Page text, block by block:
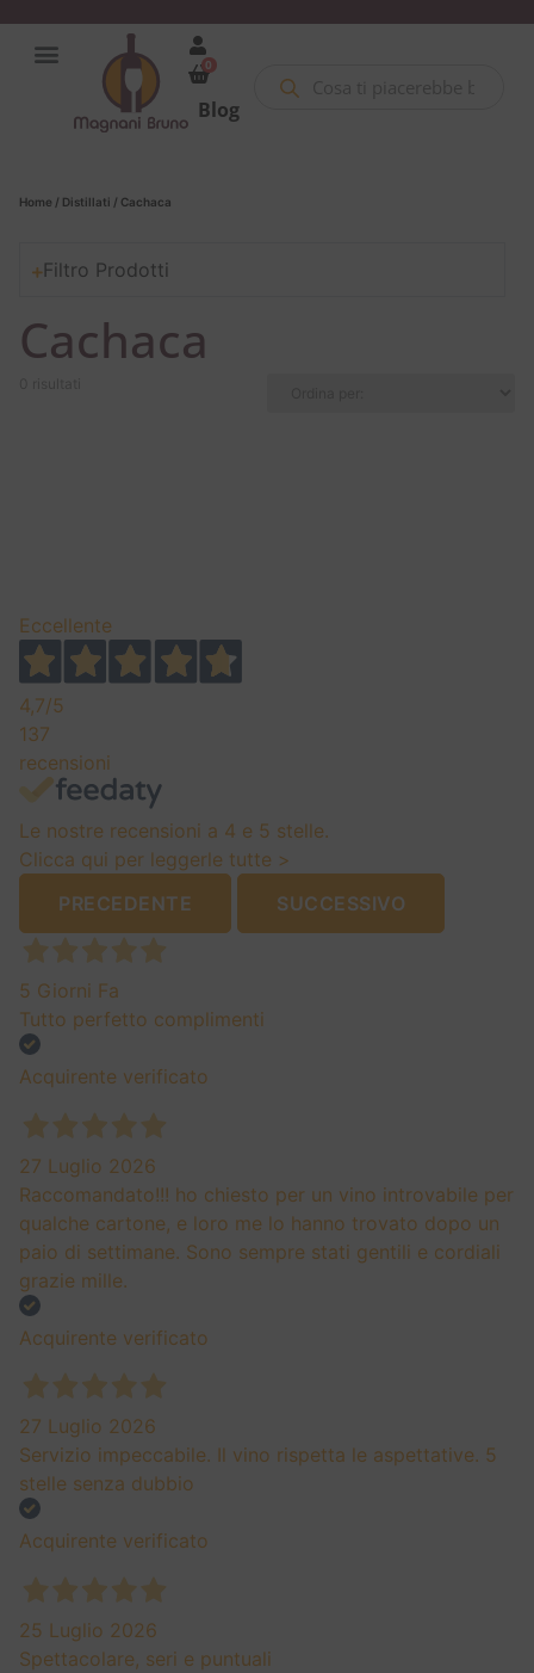
0
Blog
Home / Distillati / Cachaca
Filtro Prodotti
Cachaca
Eccellente
4,7/5
137
recensioni
Le nostre recensioni a 4 e 5 stelle.
Clicca qui per leggerle tutte >
PRECEDENTE
SUCCESSIVO
5 Giorni Fa
Tutto perfetto complimenti
Acquirente verificato
27 Luglio 2026
Raccomandato!!! ho chiesto per un vino introvabile per
qualche cartone, e loro me lo hanno trovato dopo un
paio di settimane. Sono sempre stati gentili e cordiali
grazie mille.
Acquirente verificato
27 Luglio 2026
Servizio impeccabile. Il vino rispetta le aspettative. 5
stelle senza dubbio
Acquirente verificato
25 Luglio 2026
Spettacolare, seri e puntuali